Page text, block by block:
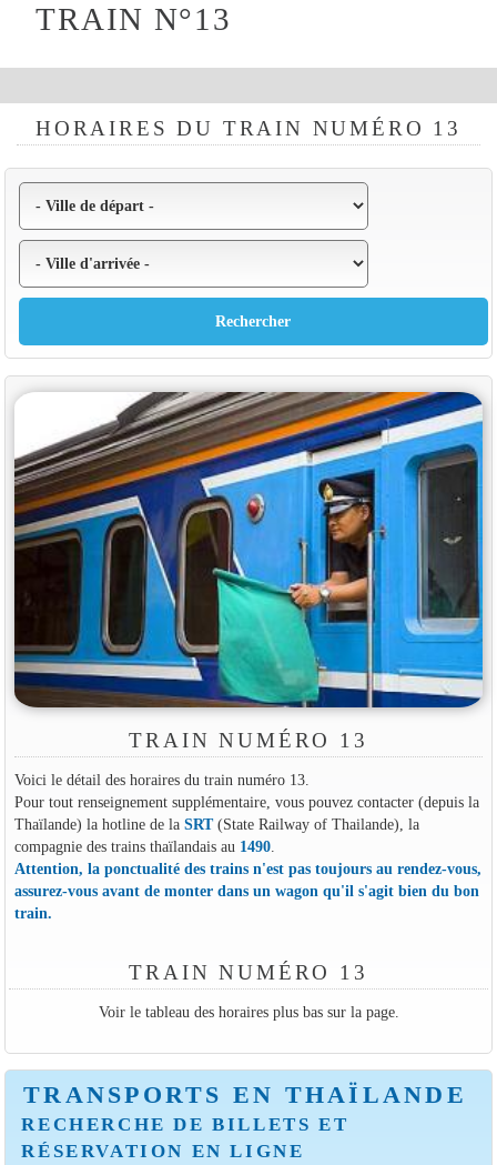
TRAIN N°13
HORAIRES DU TRAIN NUMÉRO 13
TRAIN NUMÉRO 13
Voici le détail des horaires du train numéro 13.
Pour tout renseignement supplémentaire, vous pouvez contacter (depuis la
Thaïlande) la hotline de la SRT(State Railway of Thailande), la
compagnie des trains thaïlandais au 1490.
Attention, la ponctualité des trains n'est pas toujours au rendez-vous,
assurez-vous avant de monter dans un wagon qu'il s'agit bien du bon
train.
TRAIN NUMÉRO 13
Voir le tableau des horaires plus bas sur la page.
TRANSPORTS EN THAÏLANDE
RECHERCHE DE BILLETS ET
RÉSERVATION EN LIGNE